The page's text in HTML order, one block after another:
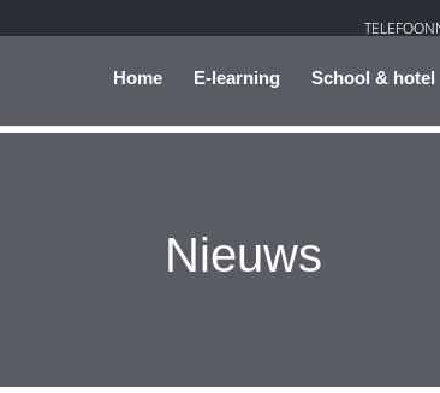
Home E-learning School & hotel
Nieuws